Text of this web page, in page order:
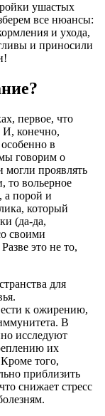
ушастых
все нюансы:
и ухода,
и приносили
первое, что
И, конечно,
в
говорим о
проявлять
то вольерное
а порой и
который
(да-да,
своими
это не то,
для
к ожирению,
В
исследуют
их
того,
приблизить
снижает стресс